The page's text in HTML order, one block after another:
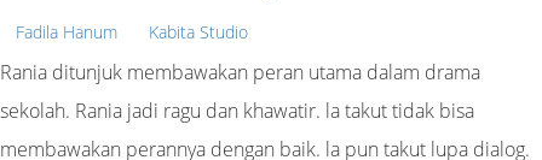
Fadila Hanum Kabita Studio
Rania ditunjuk membawakan peran utama dalam drama
sekolah. Rania jadi ragu dan khawatir. la takut tidak bisa
membawakan perannya dengan baik. la pun takut lupa dialog.